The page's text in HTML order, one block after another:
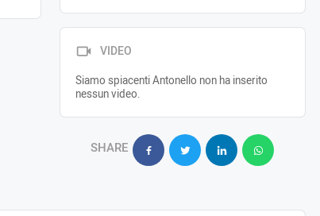
VIDEO
Siamo spiacenti Antonello non ha inserito
nessun video.
SHARE